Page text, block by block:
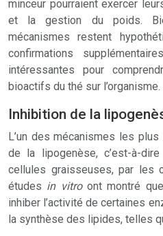
minceur pourraient exercer
et la gestion du poids.
mécanismes restent
confirmations
intéressantes pour
bioactifs du thé sur l’organisme.
Inhibition de la
L’un des mécanismes les
de la lipogenèse, c’est-à-
cellules graisseuses, par les
études in vitroont montré
inhiber l’activité de certaines
la synthèse des lipides, telles